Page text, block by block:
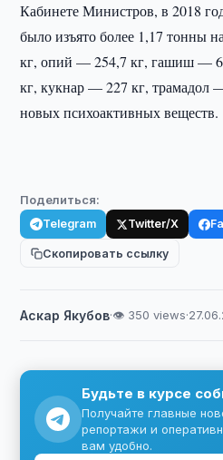
Кабинете Министров, в 2018
было изъято более 1,17 тонны
кг, опий — 254,7 кг, гашиш —
кг, кукнар — 227 кг, трамадол
новых психоактивных веществ.
Поделиться:
Telegram Twitter/X
Скопировать ссылку
Аскар Якубов·👁 350 views·
Будьте в курсе
Получайте главные
репортажи и
вам удобно.